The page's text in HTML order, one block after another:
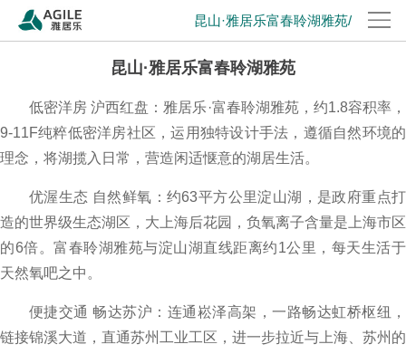
昆山·雅居乐富春聆湖雅苑/
昆山·雅居乐富春聆湖雅苑
低密洋房 沪西红盘：雅居乐·富春聆湖雅苑，约1.8容积率，
9-11F纯粹低密洋房社区，运用独特设计手法，遵循自然环境的
理念，将湖揽入日常，营造闲适惬意的湖居生活。
优渥生态 自然鲜氧：约63平方公里淀山湖，是政府重点打
造的世界级生态湖区，大上海后花园，负氧离子含量是上海市区
的6倍。富春聆湖雅苑与淀山湖直线距离约1公里，每天生活于
天然氧吧之中。
便捷交通 畅达苏沪：连通崧泽高架，一路畅达虹桥枢纽，
链接锦溪大道，直通苏州工业工区，进一步拉近与上海、苏州的